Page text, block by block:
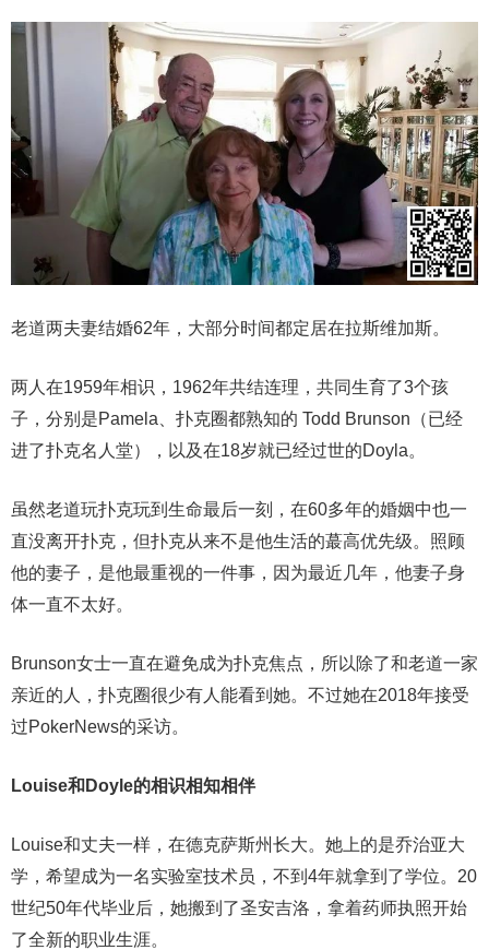
老道两夫妻结婚62年，大部分时间都定居在拉斯维加斯。
两人在1959年相识，1962年共结连理，共同生育了3个孩
子，分别是Pamela、扑克圈都熟知的 Todd Brunson（已经
进了扑克名人堂），以及在18岁就已经过世的Doyla。
虽然老道玩扑克玩到生命最后一刻，在60多年的婚姻中也一
直没离开扑克，但扑克从来不是他生活的蕞高优先级。照顾
他的妻子，是他最重视的一件事，因为最近几年，他妻子身
体一直不太好。
Brunson女士一直在避免成为扑克焦点，所以除了和老道一家
亲近的人，扑克圈很少有人能看到她。不过她在2018年接受
过PokerNews的采访。
Louise和Doyle的相识相知相伴
Louise和丈夫一样，在德克萨斯州长大。她上的是乔治亚大
学，希望成为一名实验室技术员，不到4年就拿到了学位。20
世纪50年代毕业后，她搬到了圣安吉洛，拿着药师执照开始
了全新的职业生涯。